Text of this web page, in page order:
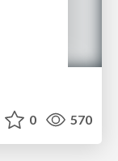
0 570